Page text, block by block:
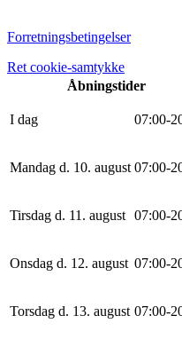
Forretningsbetingelser
Ret cookie-samtykke
Åbningstider
I dag 07:00-
Mandag d. 10. august 07:00-
Tirsdag d. 11. august 07:00-
Onsdag d. 12. august 07:00-
Torsdag d. 13. august 07:00-